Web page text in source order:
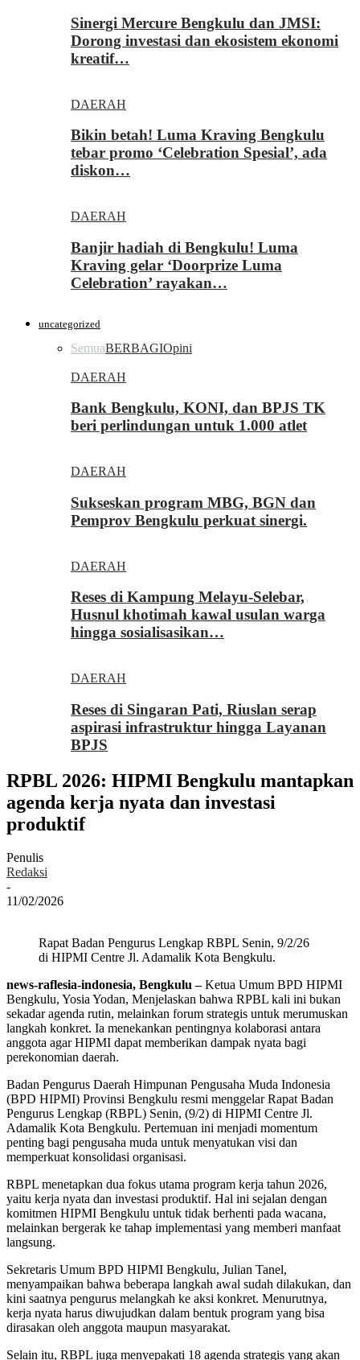
Sinergi Mercure Bengkulu dan JMSI:
Dorong investasi dan ekosistem ekonomi
kreatif…
DAERAH
Bikin betah! Luma Kraving Bengkulu
tebar promo ‘Celebration Spesial’, ada
diskon…
DAERAH
Banjir hadiah di Bengkulu! Luma
Kraving gelar ‘Doorprize Luma
Celebration’ rayakan…
uncategorized
SemuaBERBAGIOpini
DAERAH
Bank Bengkulu, KONI, dan BPJS TK
beri perlindungan untuk 1.000 atlet
DAERAH
Sukseskan program MBG, BGN dan
Pemprov Bengkulu perkuat sinergi.
DAERAH
Reses di Kampung Melayu-Selebar,
Husnul khotimah kawal usulan warga
hingga sosialisasikan…
DAERAH
Reses di Singaran Pati, Riuslan serap
aspirasi infrastruktur hingga Layanan
BPJS
RPBL 2026: HIPMI Bengkulu mantapkan
agenda kerja nyata dan investasi
produktif
Penulis
Redaksi
-
11/02/2026
Rapat Badan Pengurus Lengkap RBPL Senin, 9/2/26
di HIPMI Centre Jl. Adamalik Kota Bengkulu.
news-raflesia-indonesia, Bengkulu –Ketua Umum BPD HIPMI
Bengkulu, Yosia Yodan, Menjelaskan bahwa RPBL kali ini bukan
sekadar agenda rutin, melainkan forum strategis untuk merumuskan
langkah konkret. Ia menekankan pentingnya kolaborasi antara
anggota agar HIPMI dapat memberikan dampak nyata bagi
perekonomian daerah.
Badan Pengurus Daerah Himpunan Pengusaha Muda Indonesia
(BPD HIPMI) Provinsi Bengkulu resmi menggelar Rapat Badan
Pengurus Lengkap (RBPL) Senin, (9/2) di HIPMI Centre Jl.
Adamalik Kota Bengkulu. Pertemuan ini menjadi momentum
penting bagi pengusaha muda untuk menyatukan visi dan
memperkuat konsolidasi organisasi.
RBPL menetapkan dua fokus utama program kerja tahun 2026,
yaitu kerja nyata dan investasi produktif. Hal ini sejalan dengan
komitmen HIPMI Bengkulu untuk tidak berhenti pada wacana,
melainkan bergerak ke tahap implementasi yang memberi manfaat
langsung.
Sekretaris Umum BPD HIPMI Bengkulu, Julian Tanel,
menyampaikan bahwa beberapa langkah awal sudah dilakukan, dan
kini saatnya pengurus melangkah ke aksi konkret. Menurutnya,
kerja nyata harus diwujudkan dalam bentuk program yang bisa
dirasakan oleh anggota maupun masyarakat.
Selain itu, RBPL juga menyepakati 18 agenda strategis yang akan